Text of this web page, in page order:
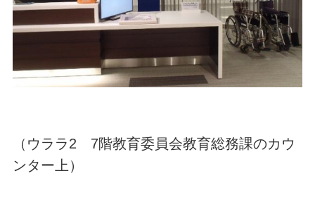
（ウララ2 7階教育委員会教育総務課のカウ
ンター上）